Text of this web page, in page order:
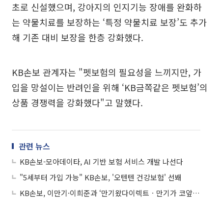
초로 신설했으며, 강아지의 인지기능 장애를 완화하
는 약물치료를 보장하는 ‘특정 약물치료 보장’도 추가
해 기존 대비 보장을 한층 강화했다.
KB손보 관계자는 "펫보험의 필요성을 느끼지만, 가
입을 망설이는 반려인을 위해 ‘KB금쪽같은 펫보험’의
상품 경쟁력을 강화했다"고 말했다.
관련 뉴스
KB손보-모아데이타, AI 기반 보험 서비스 개발 나선다
"5세부터 가입 가능" KB손보, '오텐텐 건강보험' 선봬
KB손보, 이만기·이희준과 ‘만기왔다이렉트ㆍ만기가 코앞’ 영상 공개